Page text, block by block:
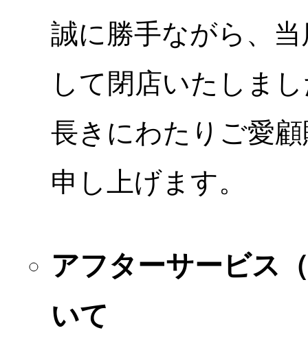
誠に勝手ながら、
して閉店いたしま
長きにわたりご愛
申し上げます。
アフターサービス
いて